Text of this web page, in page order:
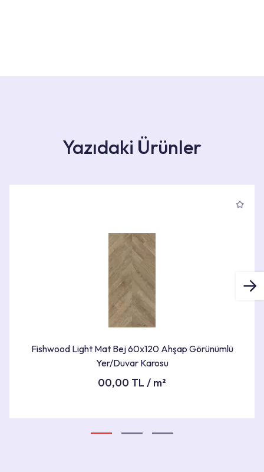
Yazıdaki Ürünler
Fishwood Light Mat Bej 60x120 Ahşap Görünümlü
Yer/Duvar Karosu
00,00 TL / m²
Ürün Bilgileri
ÜRÜN BOYUTLARI
60X120X0cm
RENK
Bej Tonları
ÜRÜNÜ GÖR